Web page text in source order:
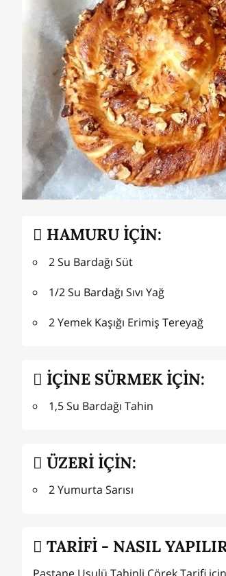
HAMURU İÇİN:
2 Su Bardağı Süt
1/2 Su Bardağı Sıvı Yağ
2 Yemek Kaşığı Erimiş Tereyağ
İÇİNE SÜRMEK İÇİN:
1,5 Su Bardağı Tahin
ÜZERİ İÇİN:
2 Yumurta Sarısı
TARİFİ - NASIL